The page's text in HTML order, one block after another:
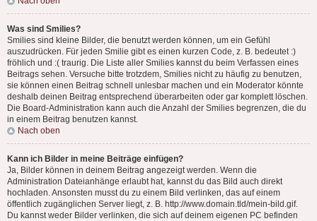
Was sind Smilies?
Smilies sind kleine Bilder, die benutzt werden können, um ein Gefühl
auszudrücken. Für jeden Smilie gibt es einen kurzen Code, z. B. bedeutet :)
fröhlich und :( traurig. Die Liste aller Smilies kannst du beim Verfassen eines
Beitrags sehen. Versuche bitte trotzdem, Smilies nicht zu häufig zu benutzen,
sie können einen Beitrag schnell unlesbar machen und ein Moderator könnte
deshalb deinen Beitrag entsprechend überarbeiten oder gar komplett löschen.
Die Board-Administration kann auch die Anzahl der Smilies begrenzen, die du
in einem Beitrag benutzen kannst.
Nach oben
Kann ich Bilder in meine Beiträge einfügen?
Ja, Bilder können in deinem Beitrag angezeigt werden. Wenn die
Administration Dateianhänge erlaubt hat, kannst du das Bild auch direkt
hochladen. Ansonsten musst du zu einem Bild verlinken, das auf einem
öffentlich zugänglichen Server liegt, z. B. http://www.domain.tld/mein-bild.gif.
Du kannst weder Bilder verlinken, die sich auf deinem eigenen PC befinden